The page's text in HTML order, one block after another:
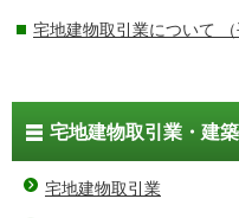
宅地建物取引業について
宅地建物取引業・建
宅地建物取引業